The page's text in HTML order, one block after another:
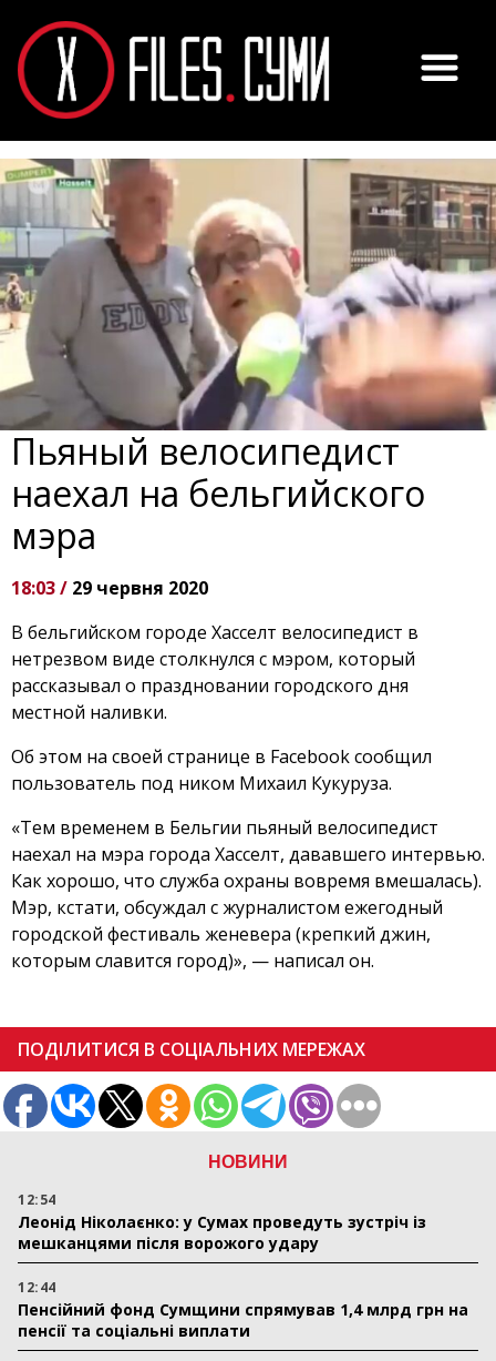
НОВИНИ
12:54
Леонід Ніколаєнко: у Сумах проведуть зустріч із
мешканцями після ворожого удару
12:44
Пенсійний фонд Сумщини спрямував 1,4 млрд грн на
пенсії та соціальні виплати
Пьяный велосипедист
наехал на бельгийского
мэра
18:03 / 29 червня 2020
В бельгийском городе Хасселт велосипедист в
нетрезвом виде столкнулся с мэром, который
рассказывал о праздновании городского дня
местной наливки.
Об этом на своей странице в Facebook сообщил
пользователь под ником Михаил Кукуруза.
«Тем временем в Бельгии пьяный велосипедист
наехал на мэра города Хасселт, дававшего интервью.
Как хорошо, что служба охраны вовремя вмешалась).
Мэр, кстати, обсуждал с журналистом ежегодный
городской фестиваль женевера (крепкий джин,
которым славится город)», — написал он.
ПОДІЛИТИСЯ В СОЦІАЛЬНИХ МЕРЕЖАХ